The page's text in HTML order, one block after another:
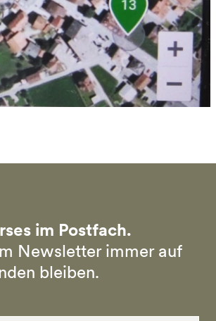
im Postfach.
Newsletter immer auf
bleiben.